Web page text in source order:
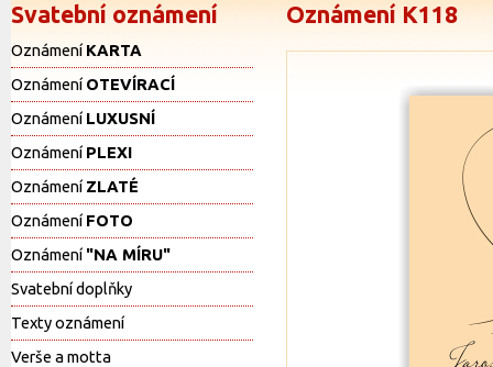
Svatební oznámení
Oznámení KARTA
Oznámení OTEVÍRACÍ
Oznámení LUXUSNÍ
Oznámení PLEXI
Oznámení ZLATÉ
Oznámení FOTO
Oznámení "NA MÍRU"
Svatební doplňky
Texty oznámení
Verše a motta
Oznámení K118